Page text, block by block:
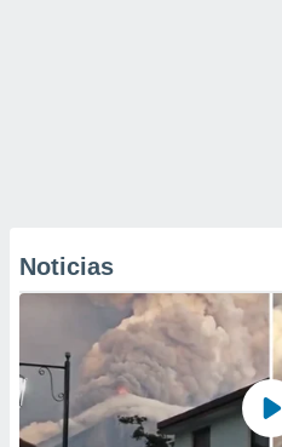
Noticias